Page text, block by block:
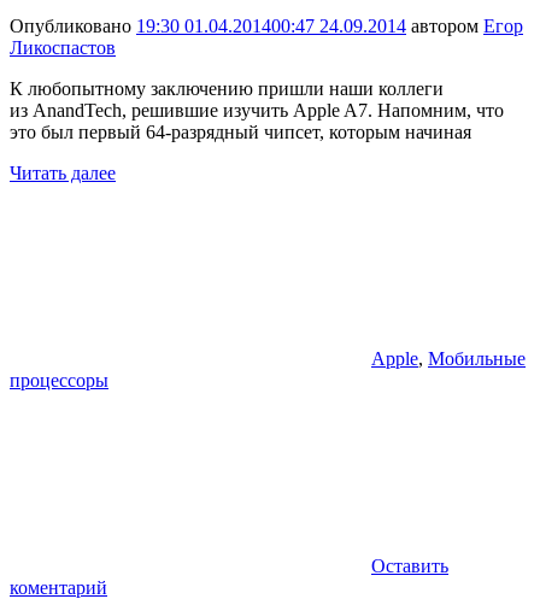
Опубликовано 19:30 01.04.201400:47 24.09.2014 автором Егор
Ликоспастов
К любопытному заключению пришли наши коллеги
из AnandTech, решившие изучить Apple A7. Напомним, что
это был первый 64-разрядный чипсет, которым начиная
Читать далее
Apple, Мобильные
процессоры
Оставить
коментарий